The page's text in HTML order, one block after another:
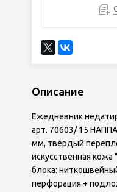
Описание
Ежедневник
арт. 70603/ 15
мм, твёрдый
искусственная кожа
блока:
перфорация +